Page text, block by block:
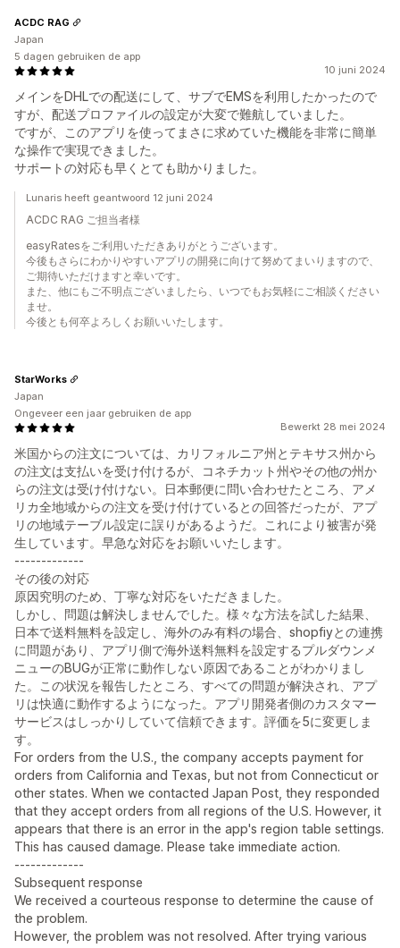
10 juni 2024
メインをDHLでの配送にして、サブでEMSを利用したかったので
すが、配送プロファイルの設定が大変で難航していました。
ですが、このアプリを使ってまさに求めていた機能を非常に簡単
な操作で実現できました。
サポートの対応も早くとても助かりました。
ACDC RAG
Japan
5 dagen gebruiken de app
Lunaris heeft geantwoord 12 juni 2024
ACDC RAG ご担当者様
easyRatesをご利用いただきありがとうございます。
今後もさらにわかりやすいアプリの開発に向けて努めてまいりますので、
ご期待いただけますと幸いです。
また、他にもご不明点ございましたら、いつでもお気軽にご相談ください
ませ。
今後とも何卒よろしくお願いいたします。
Bewerkt 28 mei 2024
米国からの注文については、カリフォルニア州とテキサス州から
の注文は支払いを受け付けるが、コネチカット州やその他の州か
らの注文は受け付けない。日本郵便に問い合わせたところ、アメ
リカ全地域からの注文を受け付けているとの回答だったが、アプ
リの地域テーブル設定に誤りがあるようだ。これにより被害が発
生しています。早急な対応をお願いいたします。
-------------
その後の対応
原因究明のため、丁寧な対応をいただきました。
しかし、問題は解決しませんでした。様々な方法を試した結果、
日本で送料無料を設定し、海外のみ有料の場合、shopfiyとの連携
に問題があり、アプリ側で海外送料無料を設定するプルダウンメ
ニューのBUGが正常に動作しない原因であることがわかりまし
た。この状況を報告したところ、すべての問題が解決され、アプ
リは快適に動作するようになった。アプリ開発者側のカスタマー
サービスはしっかりしていて信頼できます。評価を5に変更しま
す。
For orders from the U.S., the company accepts payment for
orders from California and Texas, but not from Connecticut or
other states. When we contacted Japan Post, they responded
that they accept orders from all regions of the U.S. However, it
appears that there is an error in the app's region table settings.
This has caused damage. Please take immediate action.
-------------
Subsequent response
We received a courteous response to determine the cause of
the problem.
However, the problem was not resolved. After trying various
StarWorks
Japan
Ongeveer een jaar gebruiken de app